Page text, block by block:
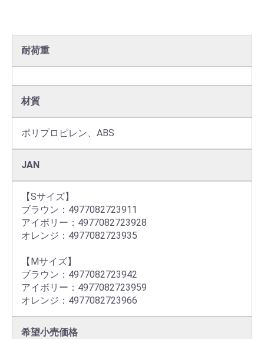
耐荷重
材質
ポリプロピレン、ABS
JAN
【Sサイズ】
ブラウン：4977082723911
アイボリー：4977082723928
オレンジ：4977082723935
【Mサイズ】
ブラウン：4977082723942
アイボリー：4977082723959
オレンジ：4977082723966
希望小売価格